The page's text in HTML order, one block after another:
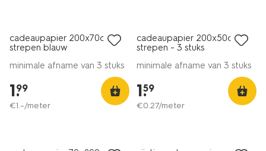
cadeaupapier 200x70cm
strepen blauw
minimale afname van 3 stuks
1.
99
€1.–/meter
cadeaupapier 200x50cm
strepen - 3 stuks
minimale afname van 3 stuks
1.
59
€0.27/meter